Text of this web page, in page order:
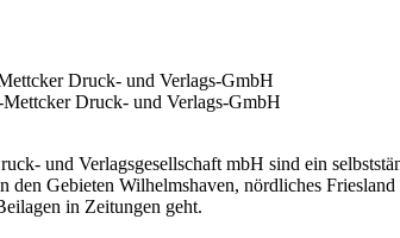
und Verlagsgesellschaft mbH sind ein
den Gebieten Wilhelmshaven, nördliches
in Zeitungen geht.